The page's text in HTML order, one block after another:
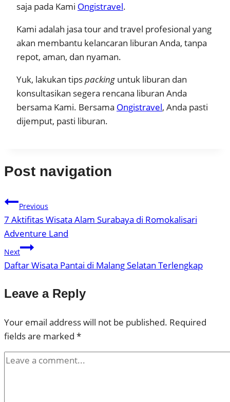
saja pada Kami Ongistravel.
Kami adalah jasa tour and travel profesional yang
akan membantu kelancaran liburan Anda, tanpa
repot, aman, dan nyaman.
Yuk, lakukan tipspacking untuk liburan dan
konsultasikan segera rencana liburan Anda
bersama Kami. Bersama Ongistravel, Anda pasti
dijemput, pasti liburan.
Post navigation
Previous
7 Aktifitas Wisata Alam Surabaya di Romokalisari
Adventure Land
Next
Daftar Wisata Pantai di Malang Selatan Terlengkap
Leave a Reply
Your email address will not be published. Required
fields are marked *